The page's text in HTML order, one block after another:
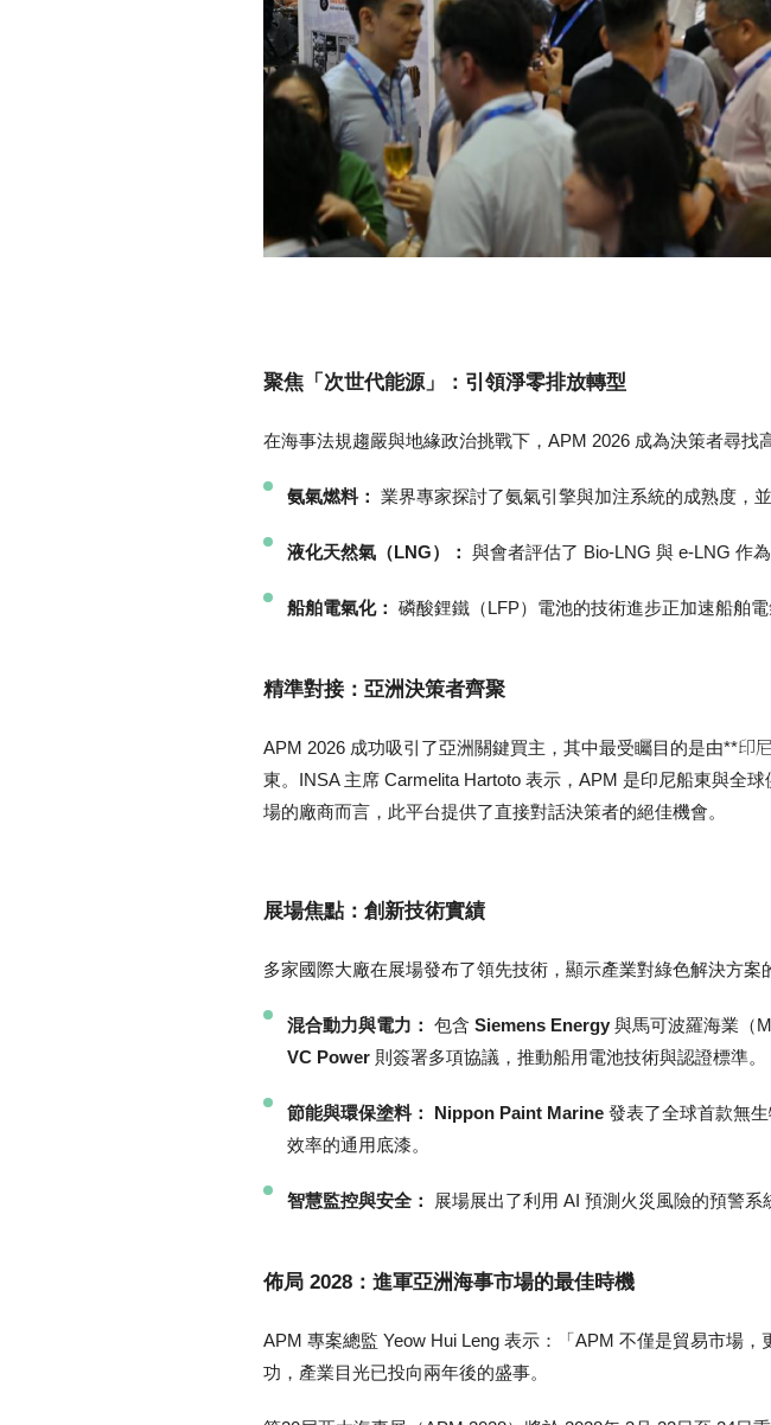
聚焦「次世代能源」：引領淨零排放轉型
在海事法規趨嚴與地緣政治挑戰下，APM 2026 成為決策者尋
氨氣燃料： 業界專家探討了氨氣引擎與加注系統的成熟度，
液化天然氣（LNG）： 與會者評估了 Bio-LNG 與 e-LNG 作
船舶電氣化： 磷酸鋰鐵（LFP）電池的技術進步正加速船舶
精準對接：亞洲決策者齊聚
APM 2026 成功吸引了亞洲關鍵買主，其中最受矚目的是由**印
東。INSA 主席 Carmelita Hartoto 表示，APM 是印尼船東與全
場的廠商而言，此平台提供了直接對話決策者的絕佳機會。
展場焦點：創新技術實績
多家國際大廠在展場發布了領先技術，顯示產業對綠色解決方案
混合動力與電力： 包含 Siemens Energy 與馬可波羅海業（
VC Power 則簽署多項協議，推動船用電池技術與認證標準。
節能與環保塗料： Nippon Paint Marine 發表了全球首款無
效率的通用底漆。
智慧監控與安全： 展場展出了利用 AI 預測火災風險的預警系
佈局 2028：進軍亞洲海事市場的最佳時機
APM 專案總監 Yeow Hui Leng 表示：「APM 不僅是貿易市場
功，產業目光已投向兩年後的盛事。